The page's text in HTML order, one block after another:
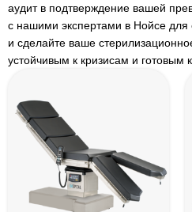
аудит в подтверждение вашей
с нашими экспертами в Нойсе для
и сделайте ваше
устойчивым к кризисам и готовым